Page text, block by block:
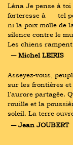
Léna Je pense à
forteresse à
ni la poix molle de
silence contre le
Les chiens
― Michel LEIRIS
Asseyez-vous,
sur les frontières et
l'aurore partagée.
rouille et la
soleil. La terre
― Jean JOUBERT